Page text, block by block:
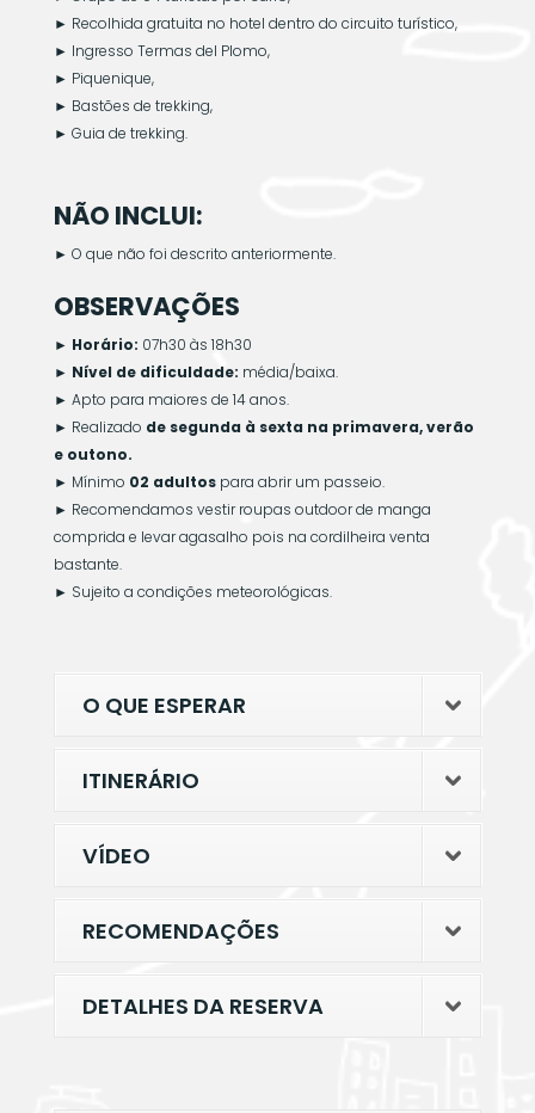
► Recolhida gratuita no hotel dentro do circuito turístico,
► Ingresso Termas del Plomo,
► Piquenique,
► Bastões de trekking,
► Guia de trekking.
NÃO INCLUI:
► O que não foi descrito anteriormente.
OBSERVAÇÕES
► Horário: 07h30 às 18h30
► Nível de dificuldade: média/baixa.
► Apto para maiores de 14 anos.
► Realizado de segunda à sexta na primavera, verão
e outono.
► Mínimo 02 adultospara abrir um passeio.
► Recomendamos vestir roupas outdoor de manga
comprida e levar agasalho pois na cordilheira venta
bastante.
► Sujeito a condições meteorológicas.
O QUE ESPERAR
ITINERÁRIO
VÍDEO
RECOMENDAÇÕES
DETALHES DA RESERVA